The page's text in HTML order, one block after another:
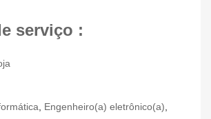
serviço :
Engenheiro(a) eletrônico(a)